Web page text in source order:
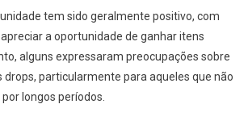
tem sido geralmente positivo, com
a oportunidade de ganhar itens
alguns expressaram preocupações sobre
drops, particularmente para aqueles que não
longos períodos.